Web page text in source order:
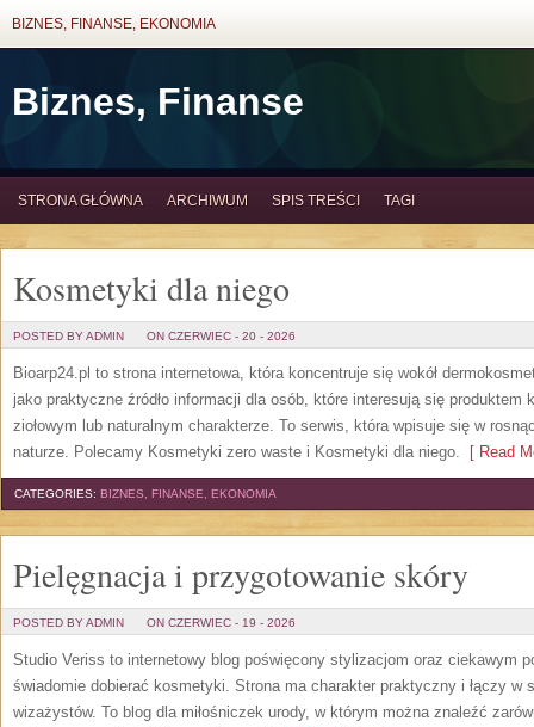
BIZNES, FINANSE, EKONOMIA
Biznes, Finanse
STRONA GŁÓWNA ARCHIWUM SPIS TREŚCI TAGI
Kosmetyki dla niego
POSTED BY ADMIN ON CZERWIEC - 20 - 2026
Bioarp24.pl to strona internetowa, która koncentruje się wokół
jako praktyczne źródło informacji dla osób, które interesują się
ziołowym lub naturalnym charakterze. To serwis, która wpisuje się w
naturze. Polecamy Kosmetyki zero waste i Kosmetyki dla niego. [ Read
CATEGORIES: BIZNES, FINANSE, EKONOMIA
Pielęgnacja i przygotowanie skóry
POSTED BY ADMIN ON CZERWIEC - 19 - 2026
Studio Veriss to internetowy blog poświęcony stylizacjom oraz ciekawym
świadomie dobierać kosmetyki. Strona ma charakter praktyczny i łączy w
wizażystów. To blog dla miłośniczek urody, w którym można znaleźć